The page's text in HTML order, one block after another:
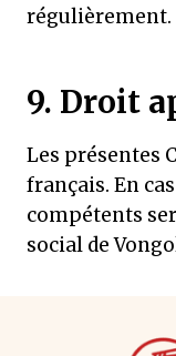
régulièrement.
9. Droit
Les présentes
français. En
compétents
social de